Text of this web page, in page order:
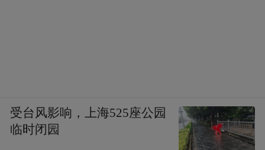
受台风影响，上海525座公园
临时闭园